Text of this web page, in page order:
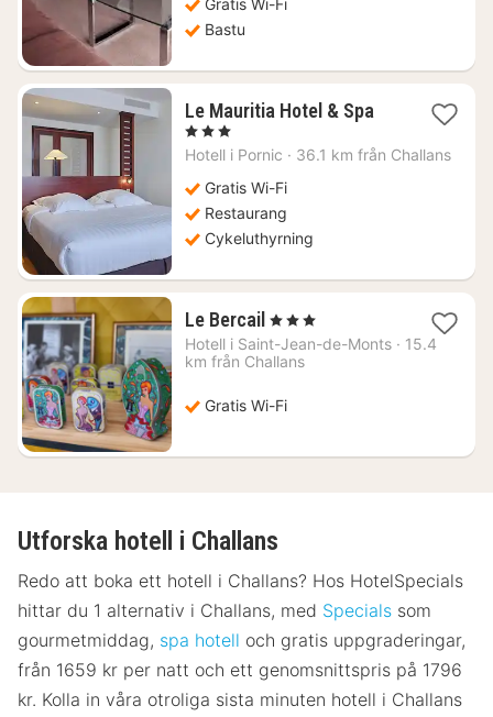
Gratis Wi-Fi
Bastu
Le Mauritia Hotel & Spa1
från
, 3 Stjärnor
Hotell i Pornic · 36.1 km från Challans
Gratis Wi-Fi
Restaurang
Cykeluthyrning
Le Bercail 1
natt
från
kr.
, 3 Stjärnor
Hotell i Saint-Jean-de-Monts · 15.4
km från Challans
Gratis Wi-Fi
Utforska hotell i Challans
Redo att boka ett hotell i Challans? Hos HotelSpecials
hittar du 1 alternativ i Challans, med Specials som
gourmetmiddag, spa hotell och gratis uppgraderingar,
från 1659 kr per natt och ett genomsnittspris på 1796
kr. Kolla in våra otroliga sista minuten hotell i Challans